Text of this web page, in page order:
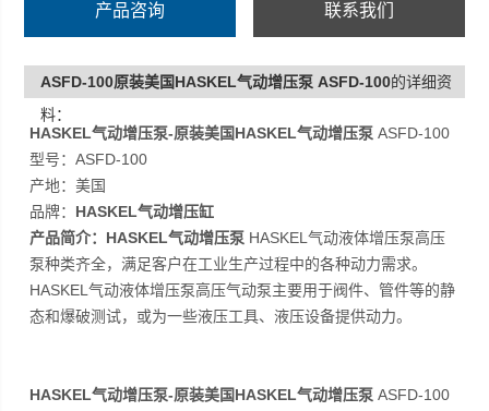
产品咨询 联系我们
ASFD-100原装美国HASKEL气动增压泵 ASFD-100的详细资
料：
HASKEL气动增压泵-原装美国HASKEL气动增压泵ASFD-100
型号：ASFD-100
产地：美国
品牌： HASKEL气动增压缸
产品简介： HASKEL气动增压泵 HASKEL气动液体增压泵高压
泵种类齐全，满足客户在工业生产过程中的各种动力需求。
HASKEL气动液体增压泵高压气动泵主要用于阀件、管件等的静
态和爆破测试，或为一些液压工具、液压设备提供动力。
HASKEL气动增压泵-原装美国HASKEL气动增压泵ASFD-100